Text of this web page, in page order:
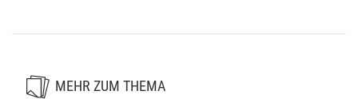
MEHR ZUM THEMA